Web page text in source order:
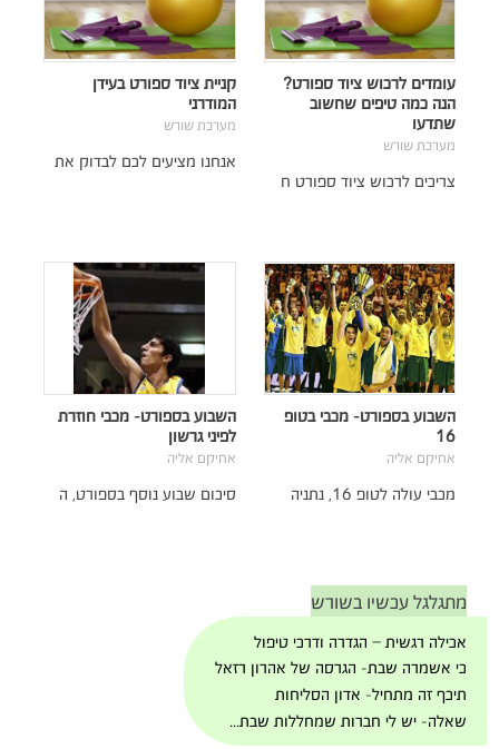
עומדים לרכוש ציוד ספורט?
הנה כמה טיפים שחשוב
שתדעו
מערכת שורש
צריכים לרכוש ציוד ספורט ח
קניית ציוד ספורט בעידן
המודרני
מערכת שורש
אנחנו מציעים לכם לבדוק את
השבוע בספורט- מכבי בטופ
16
אחיקם אליה
מכבי עולה לטופ 16, נתניה
השבוע בספורט- מכבי חוזרת
לפיני גרשון
אחיקם אליה
סיכום שבוע נוסף בספורט, ה
מתגלגל עכשיו בשורש
אכילה רגשית – הגדרה ודרכי טיפול
כי אשמרה שבת- הגרסה של אהרון רזאל
תיכף זה מתחיל- אדון הסליחות
שאלה- יש לי חברות שמחללות שבת...